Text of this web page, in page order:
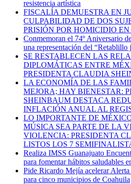
resistencia artística
FISCALÍA DEMUESTRA EN
CULPABILIDAD DE DOS
PRISIÓN POR HOMICIDIO
Conmemoran el 74º Aniversario
una representación del “Retablillo
SE RESTABLECEN LAS
DIPLOMÁTICAS ENTRE
PRESIDENTA CLAUDIA
LA ECONOMÍA DE LAS
MEJORA; HAY BIENESTAR:
SHEINBAUM DESTACA
INFLACIÓN ANUAL AL
LO IMPORTANTE DE
MÚSICA SEA PARTE DE LA
VIOLENCIA: PRESIDENTA
LISTOS LOS 7
Realiza IMSS Guanajuato
para fomentar hábitos saludables
Pide Ricardo Mejía acelerar
para cinco municipios de Coahuila